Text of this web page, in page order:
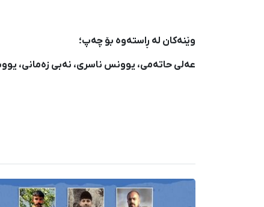
وێنەکان لە ڕاستەوە بۆ چەپ؛
عەلی حاتەمی، یوونس ناسری، نەبی زەمانی،